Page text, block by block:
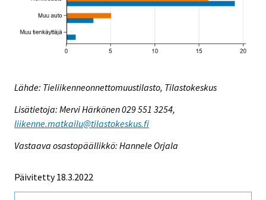
Lähde: Tieliikenneonnettomuustilasto, Tilastokeskus
Lisätietoja: Mervi Härkönen 029 551 3254,
liikenne.matkailu@tilastokeskus.fi
Vastaava osastopäällikkö: Hannele Orjala
Päivitetty 18.3.2022